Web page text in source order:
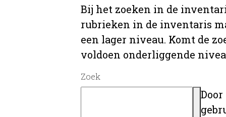
Bij het zoeken in de
rubrieken in de inventaris
een lager niveau. Komt de
voldoen onderliggende
Zoek